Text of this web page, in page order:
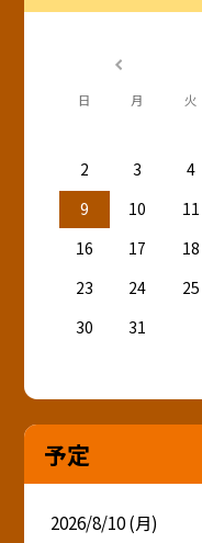
日 月 火
2
3 4
9
10 11
16
17 18
23
24 25
30
31
予定
2026/8/10 (月)